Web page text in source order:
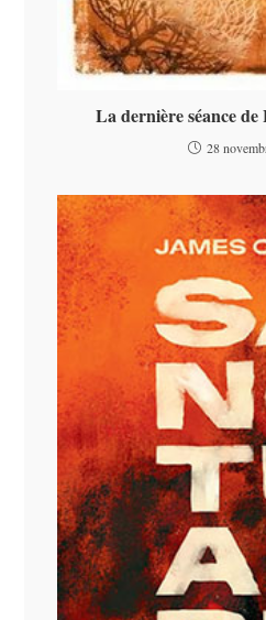
La dernière séance
28